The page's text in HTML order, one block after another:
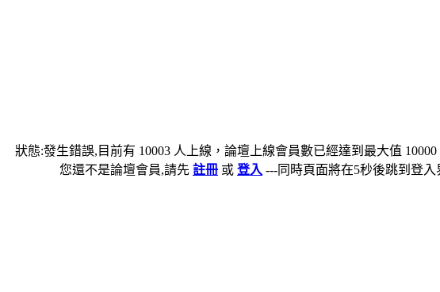
狀態:發生錯誤,目前有 10003 人上線，論壇上線會員數已經達到最大值
您還不是論壇會員,請先 註冊 或 登入 ---同時頁面將在5秒後跳到登入